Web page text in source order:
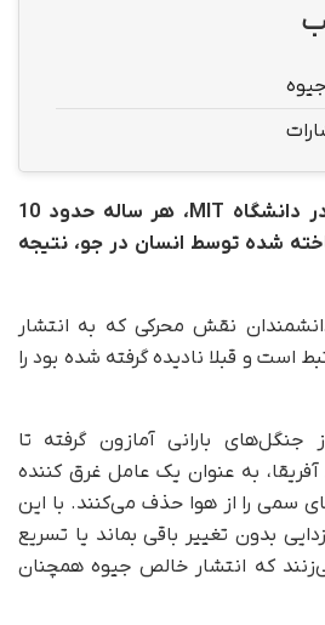
طبق یک مطالعه جدید در دانشگاه MIT، هر ساله حدود 10
شده توسط انسان در جو، نتیجه
دانشمندان نقش محرکی که به انتشار
است و قبلا نادیده گرفته شده بود را
بارانی آمازون گرفته تا
به عنوان یک عامل غرق کننده
سمی را از هوا حذف می‌کنند. با این
بدون تغییر باقی بماند یا تسریع
که انتشار خالص جیوه همچنان